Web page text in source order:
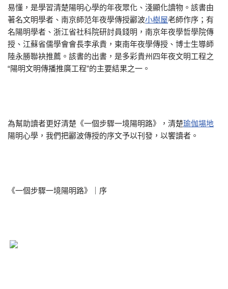
易懂，是學習清楚陽明心學的年夜眾化、淺顯化讀物。該書由
著名文明學者、南京師范年夜學傳授酈波小樹屋老師作序；有
名陽明學者、浙江省社科院研討員錢明，南京年夜學哲學院傳
授、江蘇省儒學會會長李承貴，東南年夜學傳授、博士生導師
陸永勝聯袂推薦。該書的出書，是多彩貴州四年夜文明工程之
“陽明文明傳播推廣工程”的主要結果之一。
為幫助讀者更好清楚《一個步驟一境陽明路》，清楚瑜伽場地
陽明心學，我們把酈波傳授的序文予以刊發，以饗讀者。
《一個步驟一境陽明路》｜序